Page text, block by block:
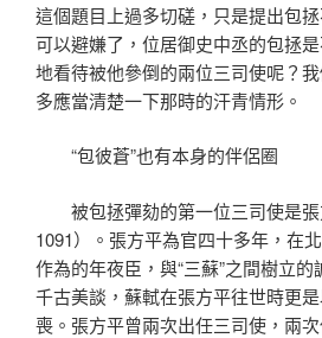
這個題目上過多切磋，只是提出包
可以避嫌了，位居御史中丞的包拯
地看待被他參倒的兩位三司使呢？
多應當清楚一下那時的汗青情形。
“包彼蒼”也有本身的伴侶圈
被包拯彈劾的第一位三司使是
1091）。張方平為官四十多年，在
作為的年夜臣，與“三蘇”之間樹立
千古美談，蘇軾在張方平往世時更
喪。張方平曾兩次出任三司使，兩